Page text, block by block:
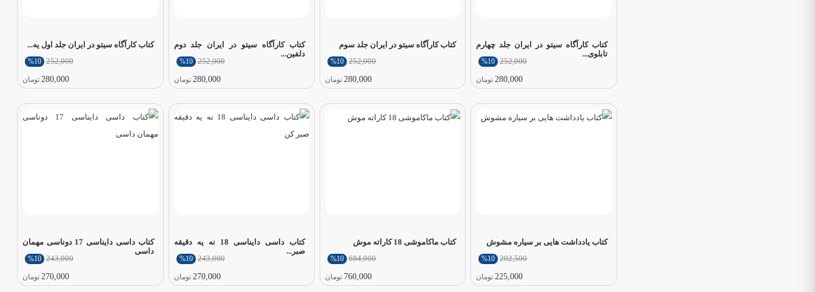
کتاب کارآگاه سیتو در ایران جلد چهارم
تابلوی...
252,000
%10
280,000 تومان
کتاب کارآگاه سیتو در ایران جلد سوم
252,000
%10
280,000 تومان
کتاب کارآگاه سیتو در ایران جلد دوم
دلفین...
252,000
%10
280,000 تومان
کتاب کارآگاه سیتو در ایران جلد اول یه...
252,000
%10
280,000 تومان
کتاب یادداشت هایی بر سیاره مشوش
202,500
%10
225,000 تومان
کتاب ماکاموشی 18 کاراته موش
684,000
%10
760,000 تومان
کتاب داسی دایناسی 18 نه یه دقیقه
صبر...
243,000
%10
270,000 تومان
کتاب داسی دایناسی 17 دوناسی مهمان
داسی
243,000
%10
270,000 تومان